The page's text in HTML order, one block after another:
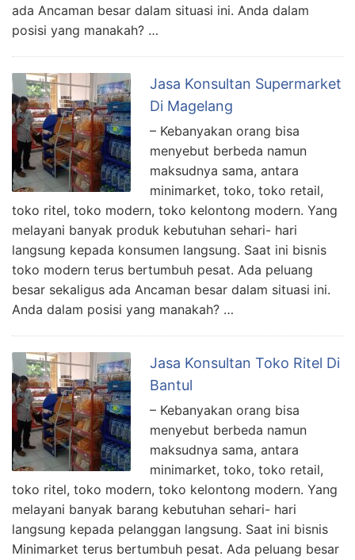
ada Ancaman besar dalam situasi ini. Anda dalam
posisi yang manakah? …
Jasa Konsultan Supermarket
Di Magelang
– Kebanyakan orang bisa
menyebut berbeda namun
maksudnya sama, antara
minimarket, toko, toko retail,
toko ritel, toko modern, toko kelontong modern. Yang
melayani banyak produk kebutuhan sehari- hari
langsung kepada konsumen langsung. Saat ini bisnis
toko modern terus bertumbuh pesat. Ada peluang
besar sekaligus ada Ancaman besar dalam situasi ini.
Anda dalam posisi yang manakah? …
Jasa Konsultan Toko Ritel Di
Bantul
– Kebanyakan orang bisa
menyebut berbeda namun
maksudnya sama, antara
minimarket, toko, toko retail,
toko ritel, toko modern, toko kelontong modern. Yang
melayani banyak barang kebutuhan sehari- hari
langsung kepada pelanggan langsung. Saat ini bisnis
Minimarket terus bertumbuh pesat. Ada peluang besar